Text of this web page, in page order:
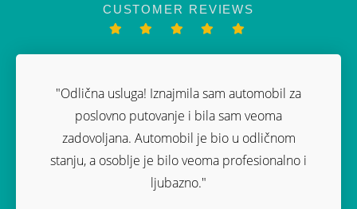
CUSTOMER REVIEWS
"Odlična usluga! Iznajmila sam automobil za
poslovno putovanje i bila sam veoma
zadovoljana. Automobil je bio u odličnom
stanju, a osoblje je bilo veoma profesionalno i
ljubazno."